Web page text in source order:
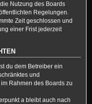
Nutzung des Boards
Regelungen.
Zeit geschlossen und
einer Frist jederzeit
du dem Betreiber ein
und
Rahmen des Boards zu
a bleibt auch nach